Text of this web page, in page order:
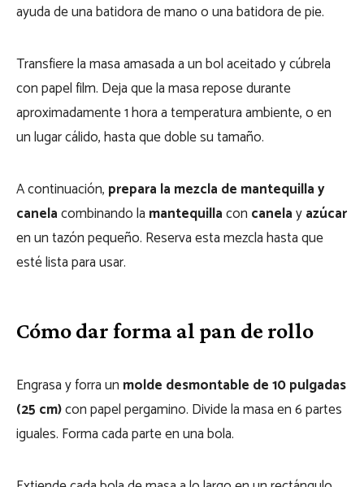
ayuda de una batidora de mano o una batidora de pie.
Transfiere la masa amasada a un bol aceitado y cúbrela
con papel film. Deja que la masa repose durante
aproximadamente 1 hora a temperatura ambiente, o en
un lugar cálido, hasta que doble su tamaño.
A continuación, prepara la mezcla de mantequilla y
canelacombinando la mantequillacon canelayazúcar
en un tazón pequeño. Reserva esta mezcla hasta que
esté lista para usar.
Cómo dar forma al pan de rollo
Engrasa y forra un molde desmontable de 10 pulgadas
(25 cm)con papel pergamino. Divide la masa en 6 partes
iguales. Forma cada parte en una bola.